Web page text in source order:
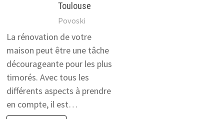
Toulouse
Povoski
La rénovation de votre
maison peut être une tâche
décourageante pour les plus
timorés. Avec tous les
différents aspects à prendre
en compte, il est…